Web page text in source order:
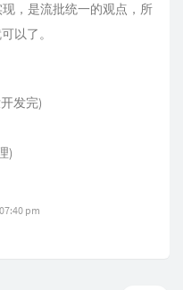
，是流批统一的观点，所
以了。
发完)
)
pm